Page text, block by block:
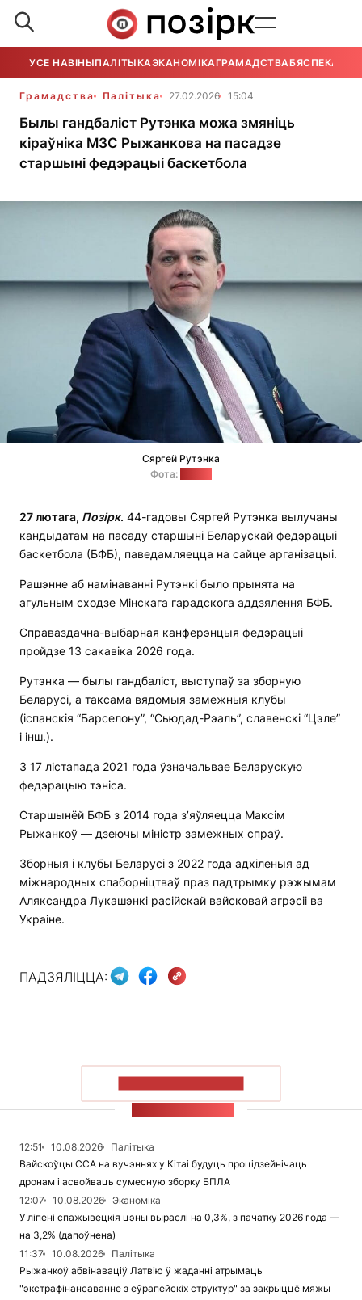
УСЕ НАВІНЫПАЛІТЫКАЭКАНОМІКАГРАМАДСТВАБЯСПЕКА
Грамадства Палітыка 27.02.2026 15:04
Былы гандбаліст Рутэнка можа змяніць
кіраўніка МЗС Рыжанкова на пасадзе
старшыні федэрацыі баскетбола
Сяргей Рутэнка
Фота:
27 лютага, Позірк. 44-гадовы Сяргей Рутэнка вылучаны
кандыдатам на пасаду старшыні Беларускай федэрацыі
баскетбола (БФБ), паведамляецца на сайце арганізацыі.
Рашэнне аб намінаванні Рутэнкі было прынята на
агульным сходзе Мінскага гарадскога аддзялення БФБ.
Справаздачна-выбарная канферэнцыя федэрацыі
пройдзе 13 сакавіка 2026 года.
Рутэнка — былы гандбаліст, выступаў за зборную
Беларусі, а таксама вядомыя замежныя клубы
(іспанскія “Барселону”, “Сьюдад-Рэаль”, славенскі “Цэле”
і інш.).
З 17 лістапада 2021 года ўзначальвае Беларускую
федэрацыю тэніса.
Старшынёй БФБ з 2014 года з’яўляецца Максім
Рыжанкоў — дзеючы міністр замежных спраў.
Зборныя і клубы Беларусі з 2022 года адхіленыя ад
міжнародных спаборніцтваў праз падтрымку рэжымам
Аляксандра Лукашэнкі расійскай вайсковай агрэсіі ва
Украіне.
ПАДЗЯЛІЦЦА:
12:51 10.08.2026
Палітыка
Вайскоўцы ССА на вучэннях у Кітаі будуць процідзейнічаць
дронам і асвойваць сумесную зборку БПЛА
12:07
10.08.2026
Эканоміка
У ліпені спажывецкія цэны выраслі на 0,3%, з пачатку 2026 года —
на 3,2% (дапоўнена)
11:37
10.08.2026
Палітыка
Рыжанкоў абвінаваціў Латвію ў жаданні атрымаць
"экстрафінансаванне з еўрапейскіх структур" за закрыццё мяжы